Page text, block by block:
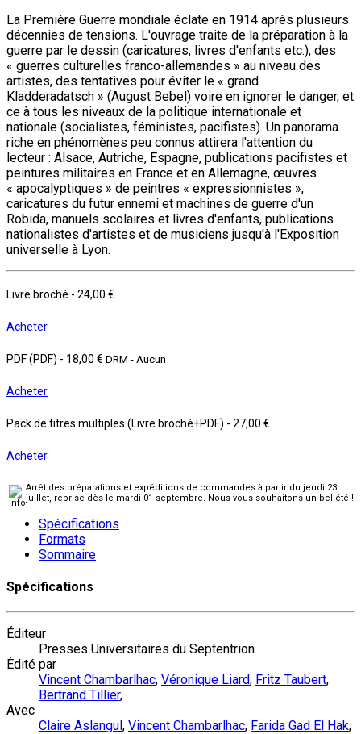
La Première Guerre mondiale éclate en 1914 après plusieurs
décennies de tensions. L'ouvrage traite de la préparation à la
guerre par le dessin (caricatures, livres d'enfants etc.), des
« guerres culturelles franco-allemandes » au niveau des
artistes, des tentatives pour éviter le « grand
Kladderadatsch » (August Bebel) voire en ignorer le danger, et
ce à tous les niveaux de la politique internationale et
nationale (socialistes, féministes, pacifistes). Un panorama
riche en phénomènes peu connus attirera l'attention du
lecteur : Alsace, Autriche, Espagne, publications pacifistes et
peintures militaires en France et en Allemagne, œuvres
« apocalyptiques » de peintres « expressionnistes »,
caricatures du futur ennemi et machines de guerre d'un
Robida, manuels scolaires et livres d'enfants, publications
nationalistes d'artistes et de musiciens jusqu'à l'Exposition
universelle à Lyon.
Livre broché - 24,00 €
Acheter
PDF (PDF) - 18,00 € DRM - Aucun
Acheter
Pack de titres multiples (Livre broché+PDF) - 27,00 €
Acheter
Arrêt des préparations et expéditions de commandes à partir du jeudi 23
juillet, reprise dès le mardi 01 septembre. Nous vous souhaitons un bel été !
Spécifications
Formats
Sommaire
Spécifications
Éditeur
Presses Universitaires du Septentrion
Édité par
Vincent Chambarlhac, Véronique Liard, Fritz Taubert,
Bertrand Tillier,
Avec
Claire Aslangul , Vincent Chambarlhac, Farida Gad El Hak,